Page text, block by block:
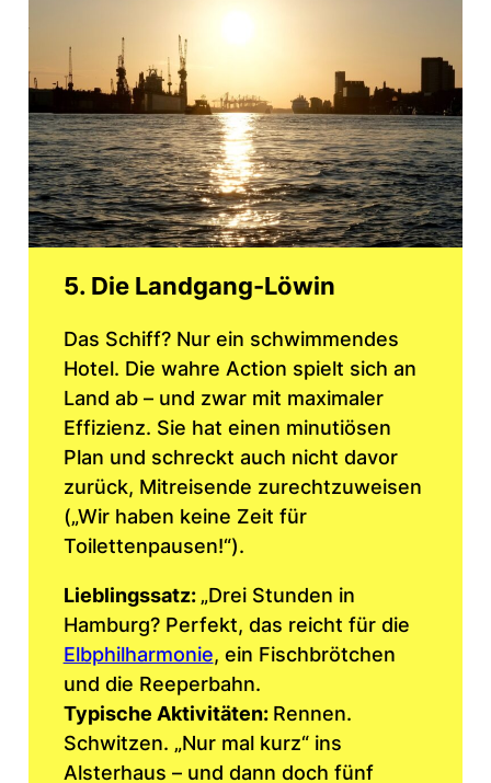
5. Die Landgang-Löwin
Das Schiff? Nur ein schwimmendes
Hotel. Die wahre Action spielt sich an
Land ab – und zwar mit maximaler
Effizienz. Sie hat einen minutiösen
Plan und schreckt auch nicht davor
zurück, Mitreisende zurechtzuweisen
(„Wir haben keine Zeit für
Toilettenpausen!“).
Lieblingssatz: „Drei Stunden in
Hamburg? Perfekt, das reicht für die
Elbphilharmonie, ein Fischbrötchen
und die Reeperbahn.
Typische Aktivitäten: Rennen.
Schwitzen. „Nur mal kurz“ ins
Alsterhaus – und dann doch fünf